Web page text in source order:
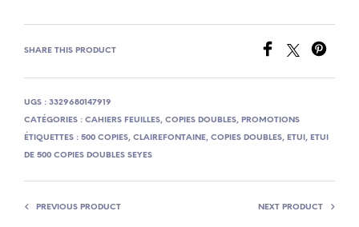
SHARE THIS PRODUCT
UGS : 3329680147919
CATÉGORIES : CAHIERS FEUILLES, COPIES DOUBLES, PROMOTIONS
ÉTIQUETTES : 500 COPIES, CLAIREFONTAINE, COPIES DOUBLES, ETUI , ETUI
DE 500 COPIES DOUBLES SEYES
PREVIOUS PRODUCT NEXT PRODUCT